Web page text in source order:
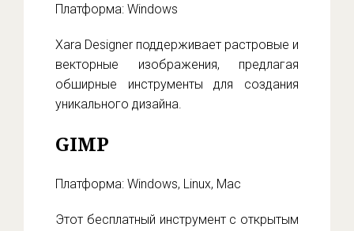
Платформа: Windows
Xara Designer поддерживает растровые и
векторные изображения, предлагая
обширные инструменты для создания
уникального дизайна.
GIMP
Платформа: Windows, Linux, Mac
Этот бесплатный инструмент с открытым